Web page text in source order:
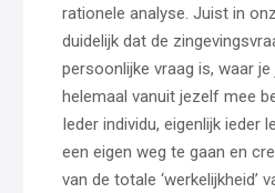
rationele analyse. Juist in
duidelijk dat de
persoonlijke vraag is, waar
helemaal vanuit jezelf mee
Ieder individu, eigenlijk ieder
een eigen weg te gaan en
van de totale ‘werkelijkheid’